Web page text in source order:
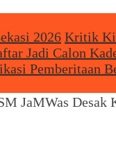
2026 Kritik
Jadi Calon
Pemberitaan
JaMWas Desak